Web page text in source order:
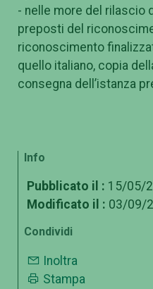
- nelle more del rilascio
preposti del
riconoscimento
quello italiano, copia
consegna dell’istanza
Info
Pubblicato il : 15/05/
Modificato il : 03/09/
Condividi
Inoltra
Stampa